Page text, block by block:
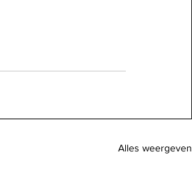
Alles weergeven